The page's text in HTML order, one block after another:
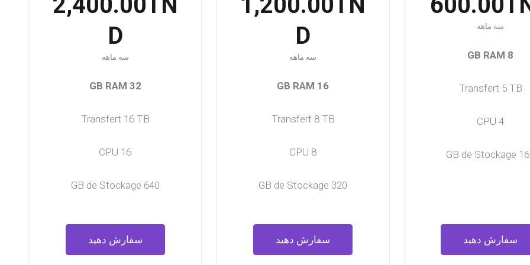
سه ماهه
8 GB RAM
Transfert 5 TB
4 CPU
160 GB de
سفارش دهید
D
سه ماهه
16 GB RAM
Transfert 8 TB
8 CPU
320 GB de Stockage
سفارش دهید
D
سه ماهه
32 GB RAM
Transfert 16 TB
16 CPU
640 GB de Stockage
سفارش دهید